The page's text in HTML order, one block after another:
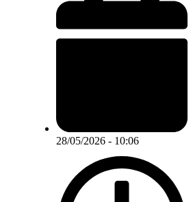
28/05/2026 - 10:06